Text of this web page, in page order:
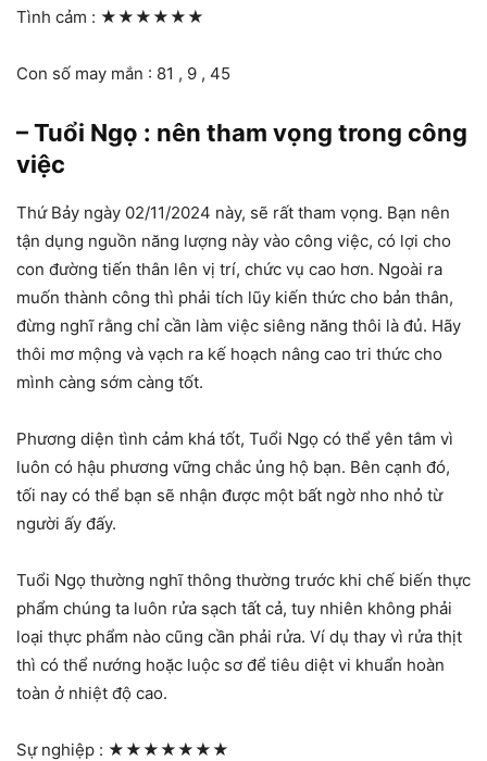
Tình cảm : ★★★★★★
Con số may mắn : 81 , 9 , 45
– Tuổi Ngọ : nên tham vọng trong công
việc
Thứ Bảy ngày 02/11/2024 này, sẽ rất tham vọng. Bạn nên
tận dụng nguồn năng lượng này vào công việc, có lợi cho
con đường tiến thân lên vị trí, chức vụ cao hơn. Ngoài ra
muốn thành công thì phải tích lũy kiến thức cho bản thân,
đừng nghĩ rằng chỉ cần làm việc siêng năng thôi là đủ. Hãy
thôi mơ mộng và vạch ra kế hoạch nâng cao tri thức cho
mình càng sớm càng tốt.
Phương diện tình cảm khá tốt, Tuổi Ngọ có thể yên tâm vì
luôn có hậu phương vững chắc ủng hộ bạn. Bên cạnh đó,
tối nay có thể bạn sẽ nhận được một bất ngờ nho nhỏ từ
người ấy đấy.
Tuổi Ngọ thường nghĩ thông thường trước khi chế biến thực
phẩm chúng ta luôn rửa sạch tất cả, tuy nhiên không phải
loại thực phẩm nào cũng cần phải rửa. Ví dụ thay vì rửa thịt
thì có thể nướng hoặc luộc sơ để tiêu diệt vi khuẩn hoàn
toàn ở nhiệt độ cao.
Sự nghiệp : ★★★★★★★